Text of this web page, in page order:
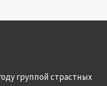
группой страстных